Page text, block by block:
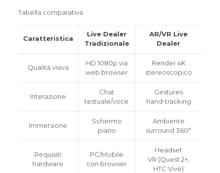
Tabella comparativa
Caratteristica
Live Dealer
Tradizionale
AR/VR Live
Dealer
Qualità visiva
HD 1080p via
web browser
Render 4K
stereoscopico
Interazione
Chat
testuale/voce
Gestures
hand‑tracking
Immersione
Schermo
piano
Ambiente
surround 360°
Requisiti
hardware
PC/Mobile
con browser
Headset
VR (Quest 2+,
HTC Vive)